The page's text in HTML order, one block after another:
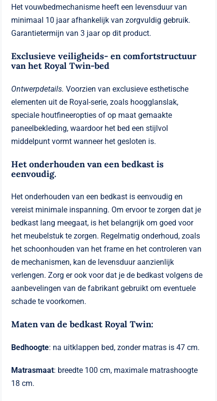
Het vouwbedmechanisme heeft een levensduur van
minimaal 10 jaar afhankelijk van zorgvuldig gebruik.
Garantietermijn van 3 jaar op dit product.
Exclusieve veiligheids- en comfortstructuur
van het Royal Twin-bed
Ontwerpdetails.Voorzien van exclusieve esthetische
elementen uit de Royal-serie, zoals hoogglanslak,
speciale houtfineeropties of op maat gemaakte
paneelbekleding, waardoor het bed een stijlvol
middelpunt vormt wanneer het gesloten is.
Het onderhouden van een bedkast is
eenvoudig.
Het onderhouden van een bedkast is eenvoudig en
vereist minimale inspanning. Om ervoor te zorgen dat je
bedkast lang meegaat, is het belangrijk om goed voor
het meubelstuk te zorgen. Regelmatig onderhoud, zoals
het schoonhouden van het frame en het controleren van
de mechanismen, kan de levensduur aanzienlijk
verlengen. Zorg er ook voor dat je de bedkast volgens de
aanbevelingen van de fabrikant gebruikt om eventuele
schade te voorkomen.
Maten van de bedkast Royal Twin:
Bedhoogte: na uitklappen bed, zonder matras is 47 cm.
Matrasmaat: breedte 100 cm, maximale matrashoogte
18 cm.